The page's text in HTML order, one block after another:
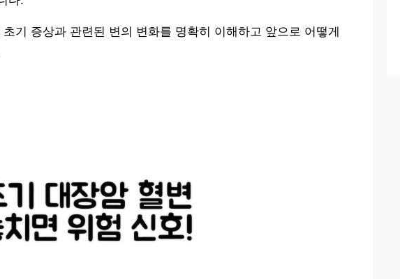
기 증상과 관련된 변의 변화를 명확히 이해하고 앞으로 어떻게